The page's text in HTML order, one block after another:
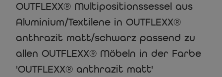
OUTFLEXX® Multipositionssessel aus
Aluminium/Textilene in OUTFLEXX®
anthrazit matt/schwarz passend zu
allen OUTFLEXX® Möbeln in der Farbe
'OUTFLEXX® anthrazit matt'